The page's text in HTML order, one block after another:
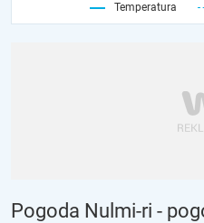
Temperatura
Pogoda Nulmi-ri -